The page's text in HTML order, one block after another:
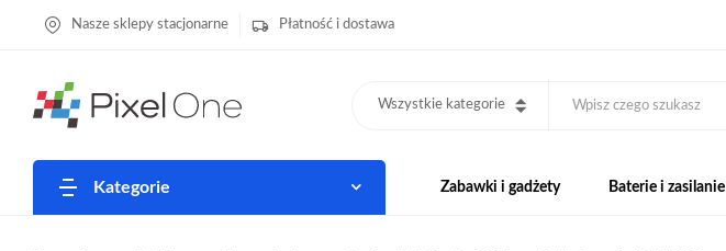
Nasze sklepy stacjonarne Płatność i dostawa
Wszystkie kategorie
Kategorie Zabawki i gadżety Baterie i zasilanie